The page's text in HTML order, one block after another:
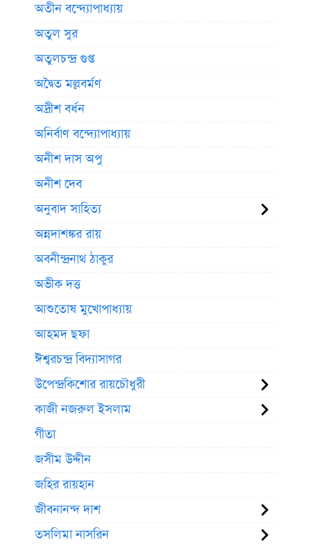
অতীন বন্দ্যোপাধ্যায়
অতুল সুর
অতুলচন্দ্র গুপ্ত
অদ্বৈত মল্লবর্মণ
অদ্রীশ বর্ধন
অনির্বাণ বন্দ্যোপাধ্যায়
অনীশ দাস অপু
অনীশ দেব
অনুবাদ সাহিত্য
অন্নদাশঙ্কর রায়
অবনীন্দ্রনাথ ঠাকুর
অভীক দত্ত
আশুতোষ মুখোপাধ্যায়
আহমদ ছফা
ঈশ্বরচন্দ্র বিদ্যাসাগর
উপেন্দ্রকিশোর রায়চৌধুরী
কাজী নজরুল ইসলাম
গীতা
জসীম উদ্দীন
জহির রায়হান
জীবনানন্দ দাশ
তসলিমা নাসরিন